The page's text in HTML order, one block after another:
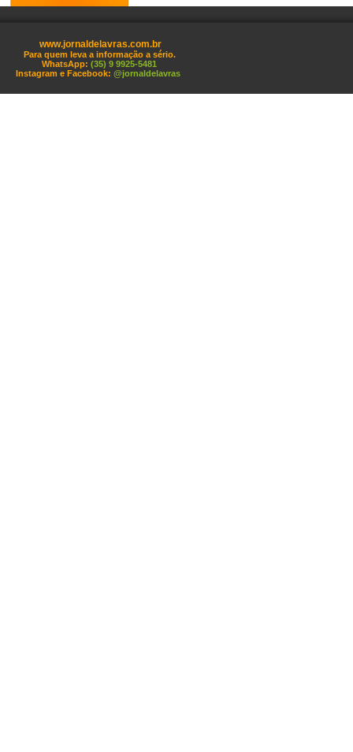
www.jornaldelavras.com.br
Para quem leva a informação a sério.
WhatsApp: (35) 9 9925-5481
Instagram e Facebook: @jornaldelavras